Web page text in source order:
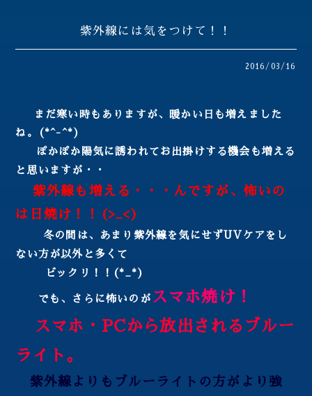
紫外線には気をつけて！！
2016/03/16
まだ寒い時もありますが、暖かい日も増えました
ね。(*^-^*)
ぽかぽか陽気に誘われてお出掛けする機会も増える
と思いますが・・
紫外線も増える・・・んですが、怖いの
は日焼け！！(>_<)
冬の間は、あまり紫外線を気にせずUVケアをし
ない方が以外と多くて
ビックリ！！(*_*)
でも、さらに怖いのが スマホ焼け！
スマホ・PCから放出されるブルー
ライト。
紫外線よりもブルーライトの方がより強